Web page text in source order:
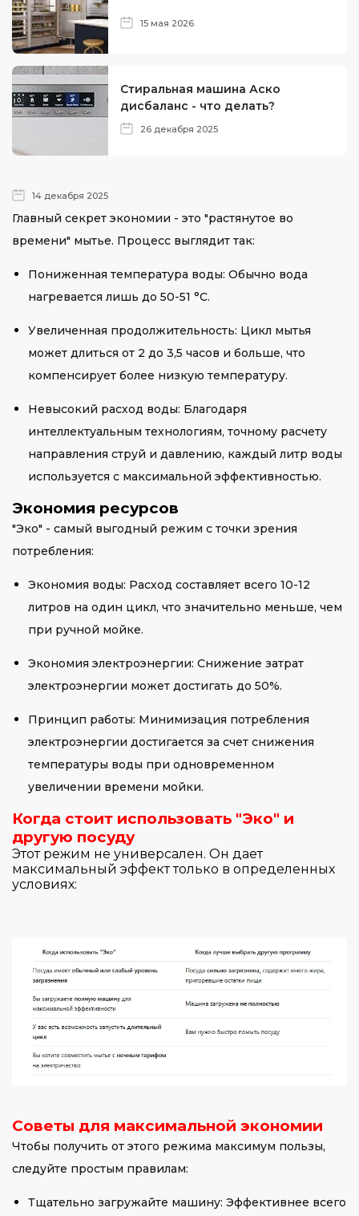
15 мая 2026
Стиральная машина Аско
дисбаланс - что делать?
26 декабря 2025
14 декабря 2025
Главный секрет экономии - это "растянутое во
времени" мытье. Процесс выглядит так:
Пониженная температура воды: Обычно вода
нагревается лишь до 50-51 °C.
Увеличенная продолжительность: Цикл мытья
может длиться от 2 до 3,5 часов и больше, что
компенсирует более низкую температуру.
Невысокий расход воды: Благодаря
интеллектуальным технологиям, точному расчету
направления струй и давлению, каждый литр воды
используется с максимальной эффективностью.
Экономия ресурсов
"Эко" - самый выгодный режим с точки зрения
потребления:
Экономия воды: Расход составляет всего 10-12
литров на один цикл, что значительно меньше, чем
при ручной мойке.
Экономия электроэнергии: Снижение затрат
электроэнергии может достигать до 50%.
Принцип работы: Минимизация потребления
электроэнергии достигается за счет снижения
температуры воды при одновременном
увеличении времени мойки.
Когда стоит использовать "Эко" и
другую посуду
Этот режим не универсален. Он дает
максимальный эффект только в определенных
условиях:
Советы для максимальной экономии
Чтобы получить от этого режима максимум пользы,
следуйте простым правилам:
Тщательно загружайте машину: Эффективнее всего